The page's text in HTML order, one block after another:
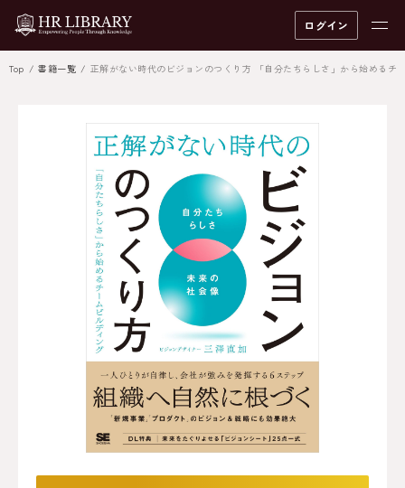
ログイン
Top 書籍一覧 正解がない時代のビジョンのつくり方 「自分たちらしさ」から始めるチ